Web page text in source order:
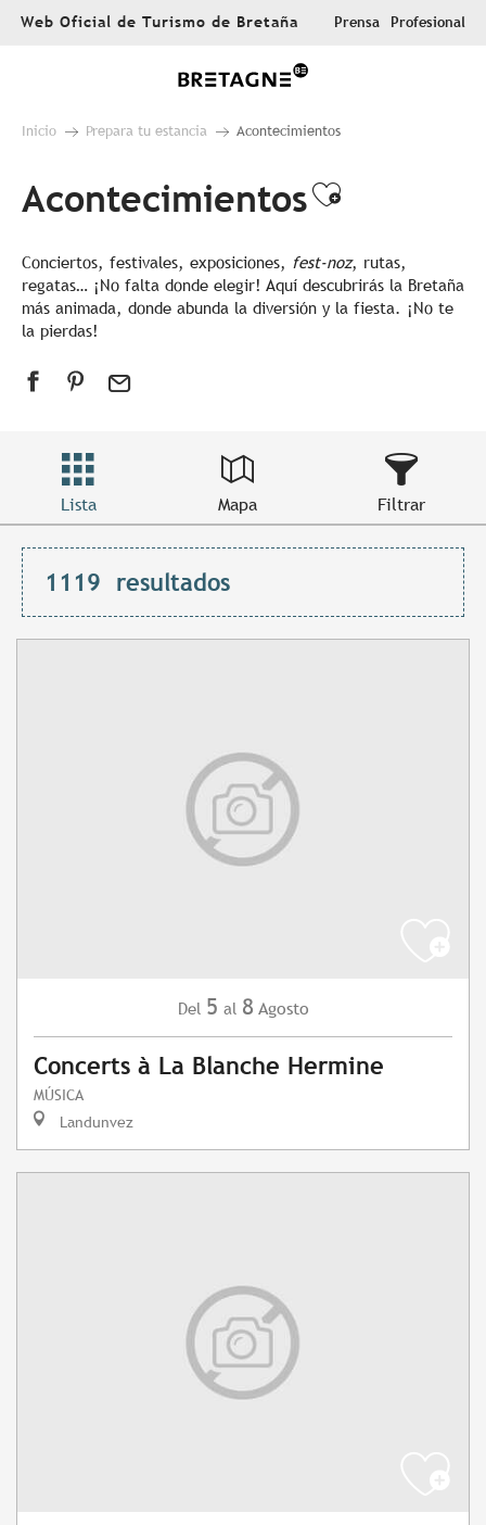
AllerWeb Oficial de Turismo de Bretaña Prensa Profesional
Inicio Prepara tu estancia Acontecimientos
AcontecimientosAjouter
Conciertos, festivales, exposiciones, fest-noz, rutas,
regatas… ¡No falta donde elegir! Aquí descubrirás la Bretaña
más animada, donde abunda la diversión y la fiesta. ¡No te
la pierdas!
Lista Mapa Filtrar
1119 resultados
Del 5 al 8 Agosto
Concerts à La Blanche Hermine
MÚSICA
Landunvez